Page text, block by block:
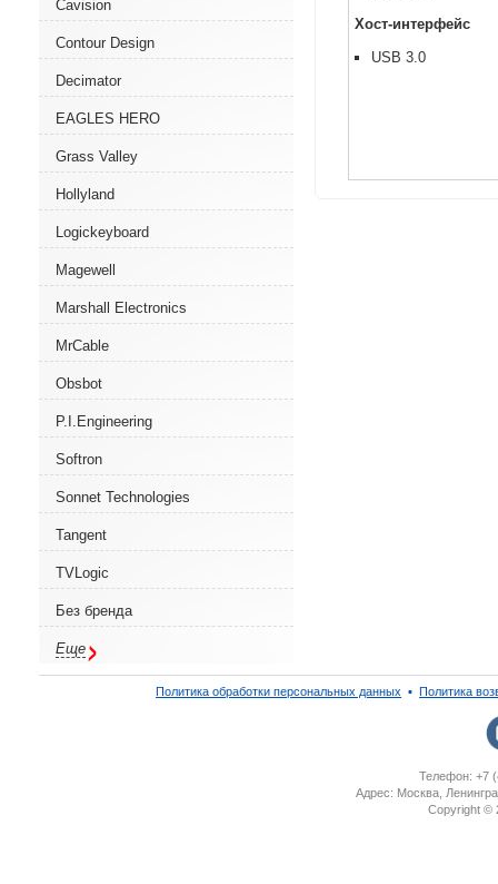
Cavision
Contour Design
Decimator
EAGLES HERO
Grass Valley
Hollyland
Logickeyboard
Magewell
Marshall Electronics
MrCable
Obsbot
P.I.Engineering
Softron
Sonnet Technologies
Tangent
TVLogic
Без бренда
Еще
Хост-интерфейс
USB 3.0
Политика обработки персональных данных ▪ Политика
Телефон: +7
Адрес: Москва,
Copyright ©